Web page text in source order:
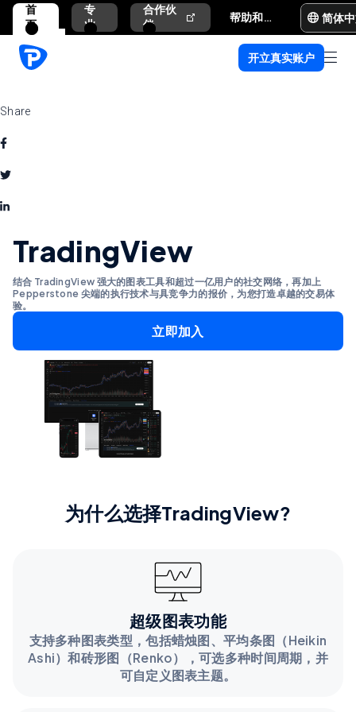
首
页
专
业
合作伙
伴
帮助和支持 简体
开立真实账户
Share
TradingView
结合 TradingView 强大的图表工具和超过一亿用户的社交网络，再加上
Pepperstone 尖端的执行技术与具竞争力的报价，为您打造卓越的交易体
验。
立即加入
为什么选择TradingView?
超级图表功能
支持多种图表类型，包括蜡烛图、平均条图（Heikin
Ashi）和砖形图（Renko），可选多种时间周期，并
可自定义图表主题。